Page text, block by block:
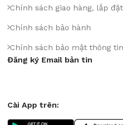
Chính sách giao hàng, lắp đặt
Chính sách bảo hành
Chính sách bảo mật thông tin
Đăng ký Email bản tin
Cài App trên: